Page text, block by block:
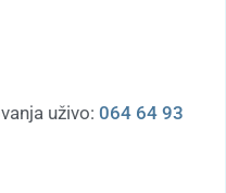
uživo: 064 64 93